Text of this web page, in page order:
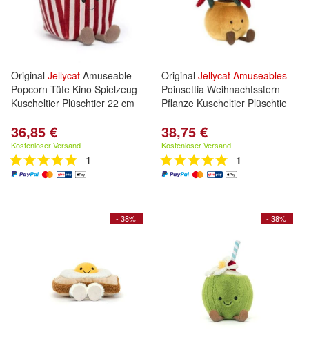
Original Jellycat Amuseable
Popcorn Tüte Kino Spielzeug
Kuscheltier Plüschtier 22 cm
36,85 €
Kostenloser Versand
1
Original Jellycat Amuseables
Poinsettia Weihnachtsstern
Pflanze Kuscheltier Plüschtie
38,75 €
Kostenloser Versand
1
- 38% - 38%